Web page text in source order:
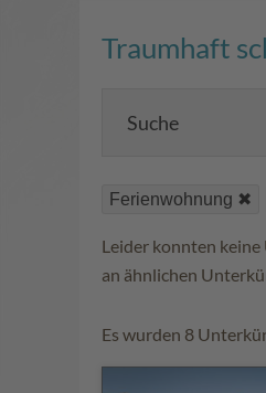
Traumhaft
Suche
Ferienwohnung
Leider konnten
an ähnlichen
Es wurden 8